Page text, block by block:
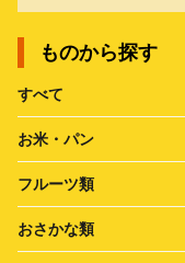
ものから探す
すべて
お米・パン
フルーツ類
おさかな類